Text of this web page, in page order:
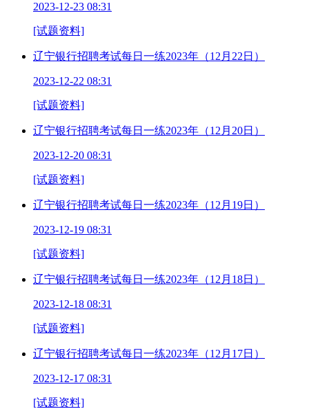
2023-12-23 08:31
[试题资料]
辽宁银行招聘考试每日一练2023年（12月22日）
2023-12-22 08:31
[试题资料]
辽宁银行招聘考试每日一练2023年（12月20日）
2023-12-20 08:31
[试题资料]
辽宁银行招聘考试每日一练2023年（12月19日）
2023-12-19 08:31
[试题资料]
辽宁银行招聘考试每日一练2023年（12月18日）
2023-12-18 08:31
[试题资料]
辽宁银行招聘考试每日一练2023年（12月17日）
2023-12-17 08:31
[试题资料]